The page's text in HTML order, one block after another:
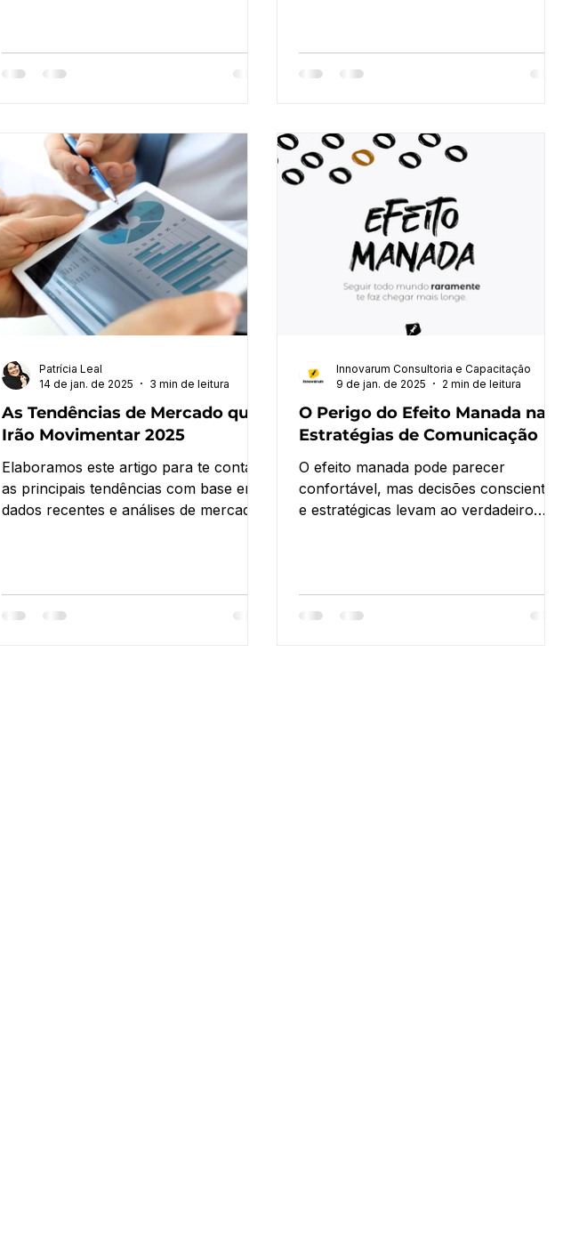
corredor carrega a promessa de um
novo projeto.
As Tendências de Mercado que
Irão Movimentar 2025
Elaboramos este artigo para te contar
as principais tendências com base em
dados recentes e análises de mercado
Patrícia Leal
14 de jan. de 2025
3 min de leitura
O Perigo do Efeito Manada nas
Estratégias de Comunicação
O efeito manada pode parecer
confortável, mas decisões conscientes
e estratégicas levam ao verdadeiro
Innovarum Consultoria e Capacitação
9 de jan. de 2025
2 min de leitura